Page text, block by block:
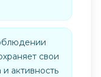
свои
активность